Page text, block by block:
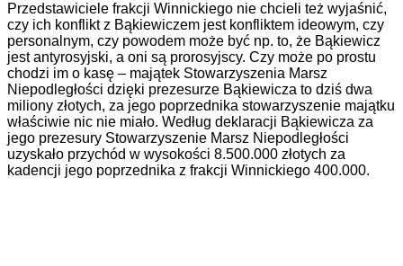
Przedstawiciele frakcji Winnickiego nie chcieli też wyjaśnić,
czy ich konflikt z Bąkiewiczem jest konfliktem ideowym, czy
personalnym, czy powodem może być np. to, że Bąkiewicz
jest antyrosyjski, a oni są prorosyjscy. Czy może po prostu
chodzi im o kasę – majątek Stowarzyszenia Marsz
Niepodległości dzięki prezesurze Bąkiewicza to dziś dwa
miliony złotych, za jego poprzednika stowarzyszenie majątku
właściwie nic nie miało. Według deklaracji Bąkiewicza za
jego prezesury Stowarzyszenie Marsz Niepodległości
uzyskało przychód w wysokości 8.500.000 złotych za
kadencji jego poprzednika z frakcji Winnickiego 400.000.